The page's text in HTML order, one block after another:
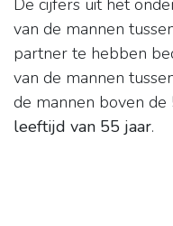
De cijfers uit het
van de mannen
partner te hebben
van de mannen
de mannen boven de
leeftijd van 55 jaar.